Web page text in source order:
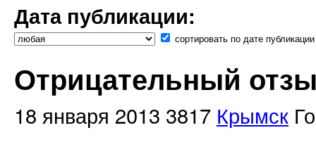
Дата публикации:
сортировать по дате публикации
Отрицательный
18 января 2013 3817 Крымск